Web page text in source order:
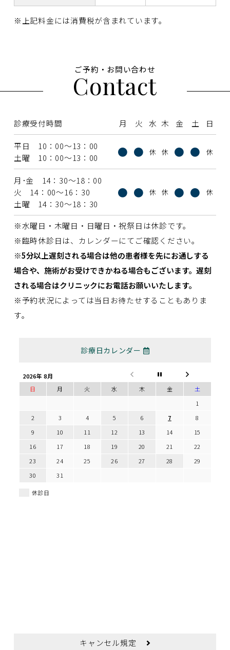
※上記料金には消費税が含まれています。
ご予約・お問い合わせ
Contact
診療受付時間 月 火 水 木 金 土 日
平日 10：00〜13：00
土曜 10：00〜13：00
● ● 休 休 ● ● 休
月･金 14：30〜18：00
火 14：00〜16：30
土曜 14：30〜18：30
● ● 休 休 ● ● 休
※水曜日・木曜日・日曜日・祝祭日は休診です。
※臨時休診日は、カレンダーにてご確認ください。
※5分以上遅刻される場合は他の患者様を先にお通しする
場合や、施術がお受けできかねる場合もございます。遅刻
される場合はクリニックにお電話お願いいたします。
※予約状況によっては当日お待たせすることもありま
す。
診療日カレンダー
2026年 8月
日
月 火 水 木 金
土
1
2
3 4 5 6 7
8
9
10 11 12 13 14
15
16
17 18 19 20 21
22
23
24 25 26 27 28
29
30
31
休診日
キャンセル規定